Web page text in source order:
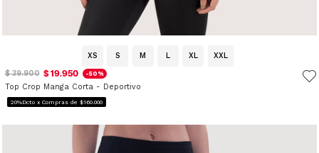
XS S M L XL
XXL
$ 39.900 $ 19.950 -50%
Top Crop Manga Corta - Deportivo
20%Dcto x Compras de $160.000